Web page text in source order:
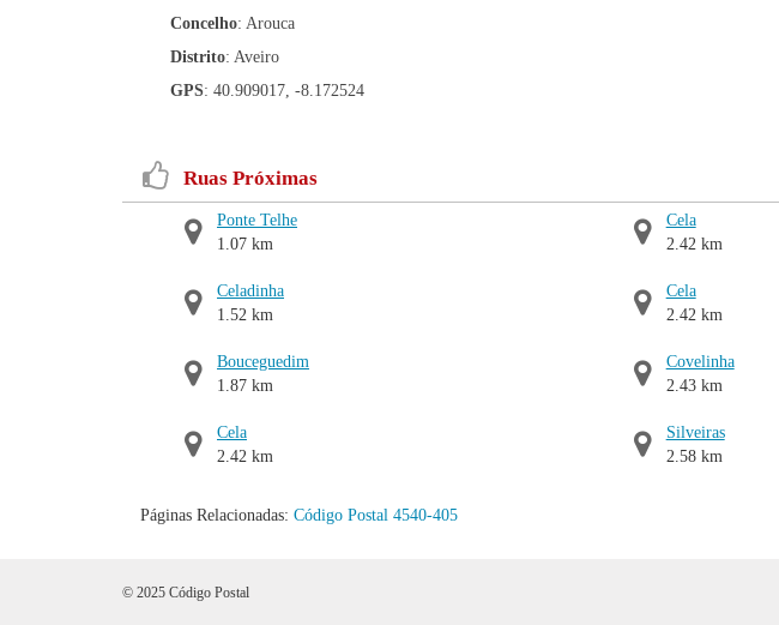
Concelho: Arouca
Distrito: Aveiro
GPS: 40.909017, -8.172524
Ruas Próximas
Ponte Telhe
1.07 km
Celadinha
1.52 km
Bouceguedim
1.87 km
Cela
2.42 km
Cela
2.42 km
Cela
2.42 km
Covelinha
2.43 km
Silveiras
2.58 km
Páginas Relacionadas: Código Postal 4540-405
© 2025 Código Postal